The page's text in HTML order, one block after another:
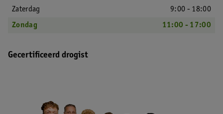
Zaterdag
9:00 - 18:00
Zondag
11:00 - 17:00
Gecertificeerd drogist